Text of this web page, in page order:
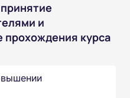
и
прохождения курса